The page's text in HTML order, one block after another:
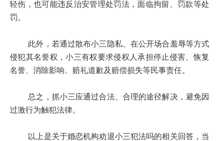
轻伤，也可能违反治安管理处罚法，面临拘留、罚款等处
罚。
此外，若通过散布小三隐私、在公开场合羞辱等方式
侵犯其名誉权，小三有权要求侵权人承担停止侵害、恢复
名誉、消除影响、赔礼道歉及赔偿损失等民事责任。
总之，抓小三应通过合法、合理的途径解决，避免因
过激行为触犯法律。
以上是关于婚恋机构劝退小三犯法吗的相关回答，当